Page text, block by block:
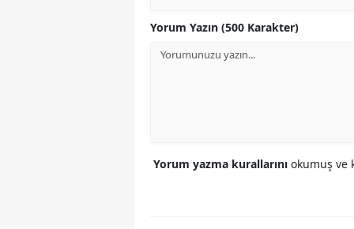
Yorum Yazın (500 Karakter)
Yorum yazma kurallarını okumuş ve